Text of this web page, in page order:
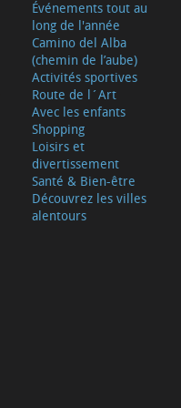
Événements tout au
long de l'année
Camino del Alba
(chemin de l’aube)
Activités sportives
Route de l´Art
Avec les enfants
Shopping
Loisirs et
divertissement
Santé & Bien-être
Découvrez les villes
alentours